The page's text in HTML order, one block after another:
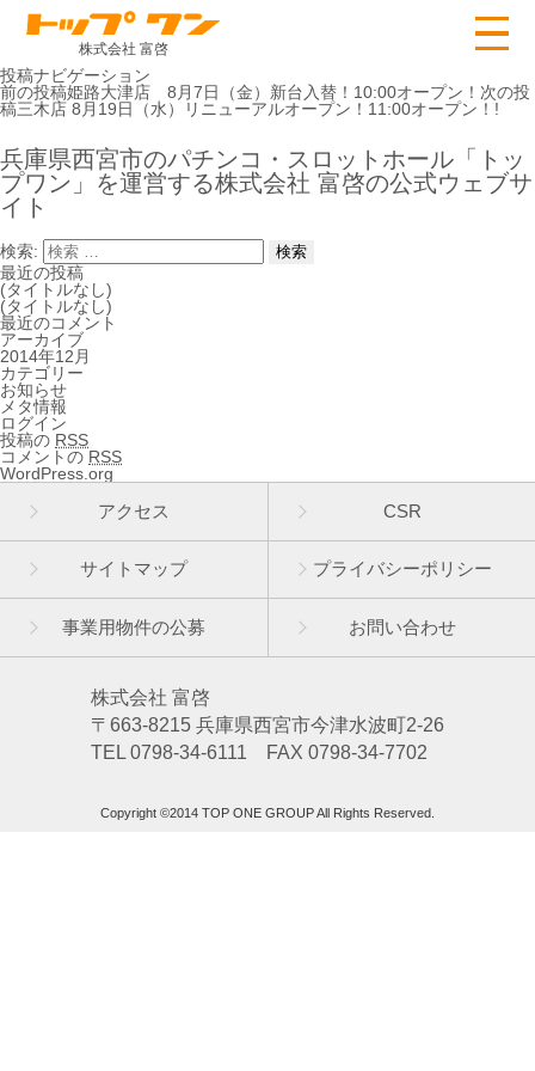
株式会社 富啓
投稿ナビゲーション
前の投稿姫路大津店 8月7日（金）新台入替！10:00オープン！ 次の投
稿三木店 8月19日（水）リニューアルオープン！11:00オープン！!
兵庫県西宮市のパチンコ・スロットホール「トッ
プワン」を運営する株式会社 富啓の公式ウェブサ
イト
検索:
最近の投稿
(タイトルなし)
(タイトルなし)
最近のコメント
アーカイブ
2014年12月
カテゴリー
お知らせ
メタ情報
ログイン
投稿の RSS
コメントの RSS
WordPress.org
アクセス
CSR
サイトマップ プライバシーポリシー
株式会社 富啓
〒663-8215 兵庫県西宮市今津水波町2-26
TEL 0798-34-6111 FAX 0798-34-7702
事業用物件の公募 お問い合わせ
Copyright ©2014 TOP ONE GROUP All Rights Reserved.